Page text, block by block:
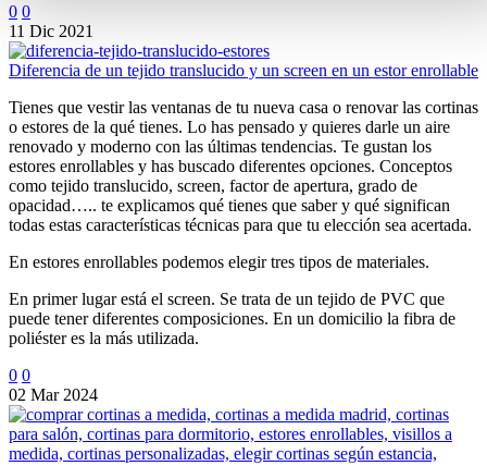
0 0
11 Dic 2021
Diferencia de un tejido translucido y un screen en un estor enrollable
Tienes que vestir las ventanas de tu nueva casa o renovar las cortinas
o estores de la qué tienes. Lo has pensado y quieres darle un aire
renovado y moderno con las últimas tendencias. Te gustan los
estores enrollables y has buscado diferentes opciones. Conceptos
como tejido translucido, screen, factor de apertura, grado de
opacidad….. te explicamos qué tienes que saber y qué significan
todas estas características técnicas para que tu elección sea acertada.
En estores enrollables podemos elegir tres tipos de materiales.
En primer lugar está el screen. Se trata de un tejido de PVC que
puede tener diferentes composiciones. En un domicilio la fibra de
poliéster es la más utilizada.
0 0
02 Mar 2024